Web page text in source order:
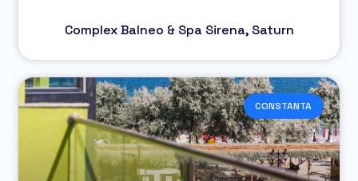
Complex Balneo & Spa Sirena, Saturn
CONSTANTA